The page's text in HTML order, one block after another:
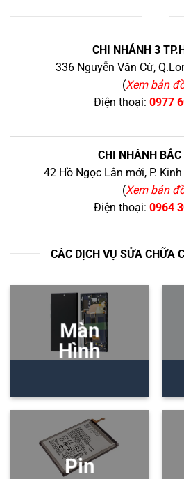
CHI NHÁNH 3
336 Nguyễn Văn Cừ,
(Xem bản
Điện thoại: 0977
CHI NHÁNH
42 Hồ Ngọc Lân mới, P.
(Xem bản
Điện thoại: 0964
CÁC DỊCH VỤ SỬA CHỮA
Màn
Hình
Pin